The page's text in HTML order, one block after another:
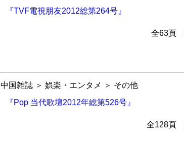
『TVF電視朋友2012総第264号』
全63頁
中国雑誌 ＞ 娯楽・エンタメ ＞ その他
『Pop 当代歌壇2012年総第526号』
全128頁